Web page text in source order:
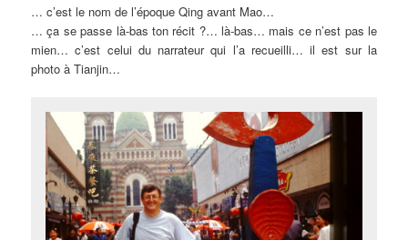
… c’est le nom de l’époque Qing avant Mao…
… ça se passe là-bas ton récit ?… là-bas… mais ce n’est pas le
mien… c’est celui du narrateur qui l’a recueilli… il est sur la
photo à Tianjin…